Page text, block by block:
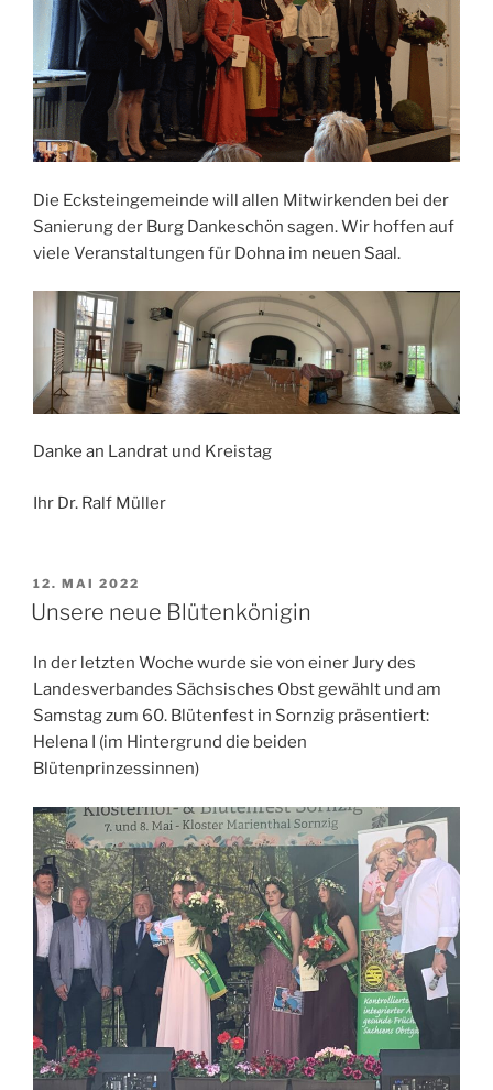
Die Ecksteingemeinde will allen Mitwirkenden bei der
Sanierung der Burg Dankeschön sagen. Wir hoffen auf
viele Veranstaltungen für Dohna im neuen Saal.
Danke an Landrat und Kreistag
Ihr Dr. Ralf Müller
VERÖFFENTLICHT
AM
12. MAI 2022
Unsere neue Blütenkönigin
In der letzten Woche wurde sie von einer Jury des
Landesverbandes Sächsisches Obst gewählt und am
Samstag zum 60. Blütenfest in Sornzig präsentiert:
Helena I (im Hintergrund die beiden
Blütenprinzessinnen)